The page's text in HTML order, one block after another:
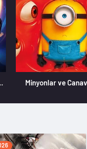
Yolcusu 4 Minyonlar ve